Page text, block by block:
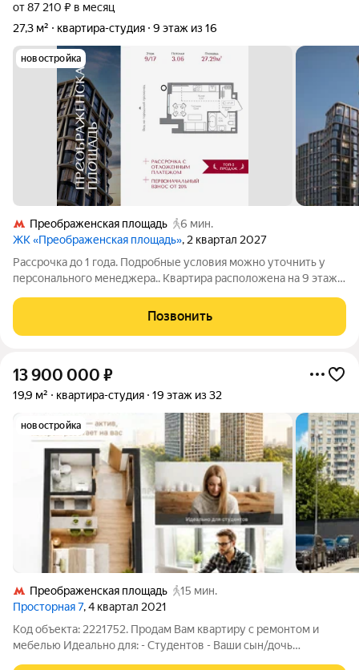
от 87 210 ₽ в месяц
27,3 м²
квартира-студия 9 этаж из 16
новостройка
Преображенская площадь
6 мин.
ЖК «Преображенская площадь», 2 квартал 2027
Рассрочка до 1 года. Подробные условия можно уточнить у
персонального менеджера.. Квартира расположена на 9 этаже
премиум-класса на первой линии от метро. Отличная
транспортная доступность - 1 мин.
Позвонить
13 900 000 ₽
19,9 м² квартира-студия 19 этаж из 32
новостройка
Преображенская площадь
15 мин.
Просторная 7, 4 квартал 2021
Код объекта: 2221752. Продам Вам квартиру с ремонтом и
мебелью Идеально для: - Студентов - Ваши сын/дочь